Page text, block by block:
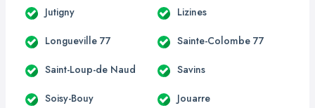
Jutigny Lizines
Longueville 77 Sainte-Colombe 77
Saint-Loup-de Naud Savins
Soisy-Bouy Jouarre